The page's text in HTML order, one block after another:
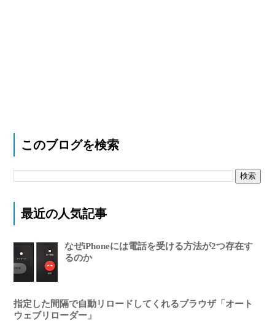
このブログを検索
最近の人気記事
なぜiPhoneには電話を受ける方法が2つ存在す
るのか
指定した間隔で自動リロードしてくれるブラウザ「オート
ウェブリローダー」